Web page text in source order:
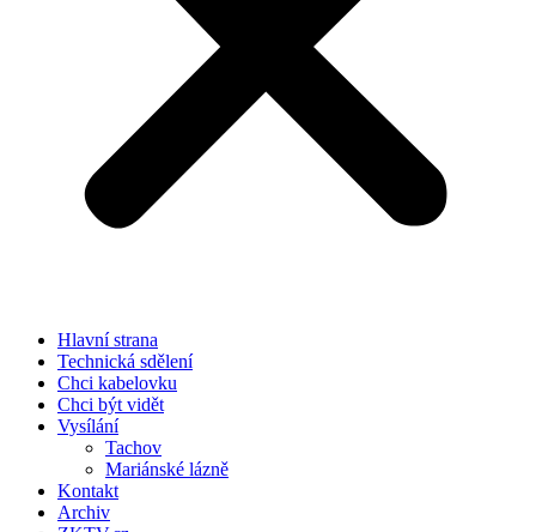
Hlavní strana
Technická sdělení
Chci kabelovku
Chci být vidět
Vysílání
Tachov
Mariánské lázně
Kontakt
Archiv